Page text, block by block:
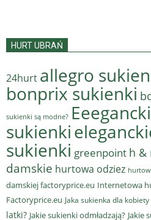
HURT UBRAŃ
24hurt allegro
bonprix sukienki
sukienki są modne?
sukienki
sukienki greenpoint h &
damskie hurtowa odziez
damskiej factoryprice.eu Internetowa
Factoryprice.eu Jaka sukienka dla kobiety
latki? Jakie sukienki odmładzają? Jakie